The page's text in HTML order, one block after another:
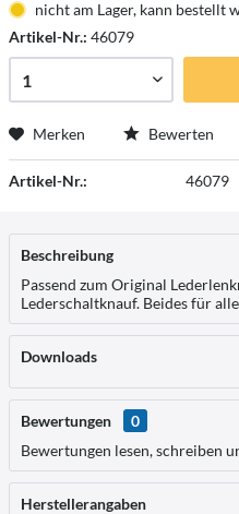
nicht am Lager, kann bestellt
Artikel-Nr.: 46079
Merken Bewerten
Artikel-Nr.: 46079
Beschreibung
Passend zum Original
Lederschaltknauf. Beides für
Downloads
Bewertungen
0
Bewertungen lesen, schreiben
Herstellerangaben